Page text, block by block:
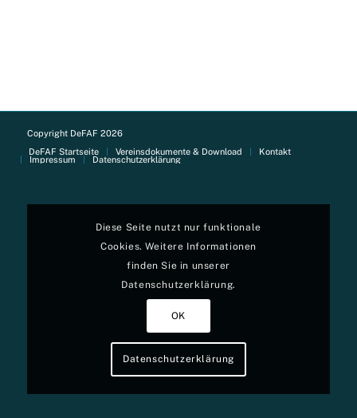
Copyright DeFAF 2026
DeFAF Startseite
Vereinsdokumente & Download
Kontakt
Impressum
Datenschutzerklärung
Diese Seite nutzt nur funktionale
Cookies. Weitere Informationen
finden Sie in unserer
Datenschutzerklärung.
OK
Datenschutzerklärung